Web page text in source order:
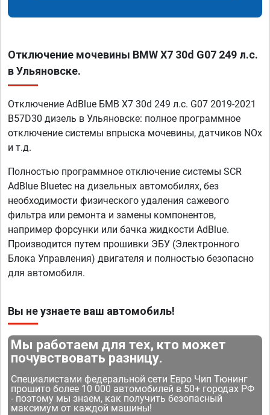
Отключение мочевины BMW X7 30d G07 249 л.с.
в Ульяновске.
Отключение AdBlue БМВ X7 30d 249 л.с. G07 2019-2021
B57D30 дизель в Ульяновске: полное программное
отключение системы впрыска мочевины, датчиков NOx
и т.д.
Полностью программное отключение системы SCR
AdBlue Bluetec на дизельных автомобилях, без
необходимости физического удаления сажевого
фильтра или ремонта и замены компонентов,
например форсунки или бачка жидкости AdBlue.
Производится путем прошивки ЭБУ (Электронного
Блока Управления) двигателя и полностью безопасно
для автомобиля.
Вы не узнаете ваш автомобиль!
Мы работаем для тех, кто может
почувствовать разницу.
Специалистами федеральной сети Евро Чип Тюнинг
прошито более 10 000 автомобилей в 50+ городах РФ
- поэтому мы знаем, как получить безопасный
максимум от каждой машины!